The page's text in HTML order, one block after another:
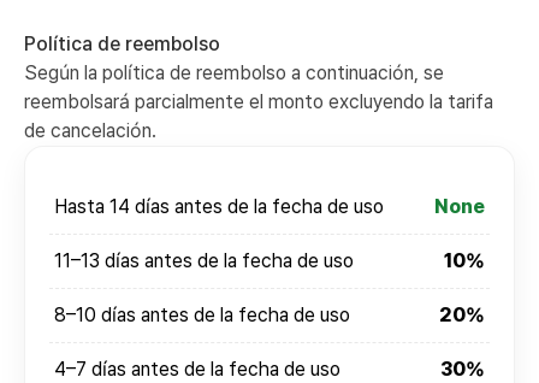
Política de reembolso
Según la política de reembolso a continuación, se
reembolsará parcialmente el monto excluyendo la tarifa
de cancelación.
Hasta 14 días antes de la fecha de uso None
11–13 días antes de la fecha de uso 10%
8–10 días antes de la fecha de uso 20%
4–7 días antes de la fecha de uso 30%